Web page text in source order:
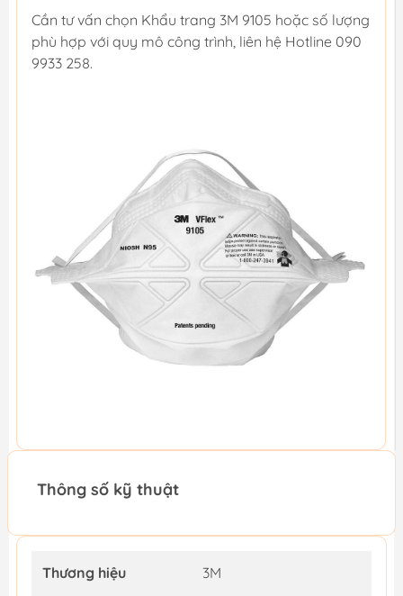
Cần tư vấn chọn Khẩu trang 3M 9105 hoặc số lượng
phù hợp với quy mô công trình, liên hệ Hotline 090
9933 258.
Thông số kỹ thuật
Thương hiệu 3M